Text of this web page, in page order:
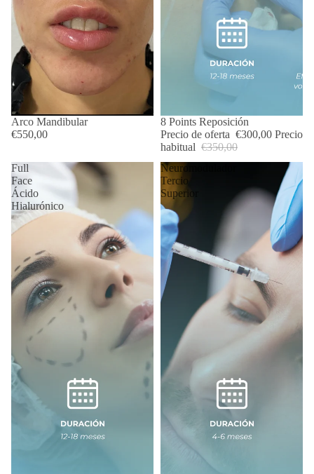
Arco Mandibular
€550,00
OFERTA
8 Points Reposición
Precio de oferta €300,00 Precio
habitual €350,00
Full
Face
Ácido
Hialurónico
Neuromodulador
Tercio
Superior